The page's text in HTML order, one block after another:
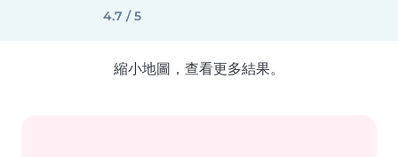
4.7 / 5
縮小地圖，查看更多結果。